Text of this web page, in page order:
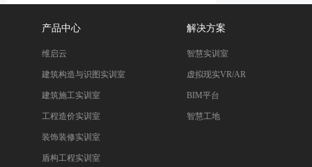
产品中心
维启云
建筑构造与识图实训室
建筑施工实训室
工程造价实训室
装饰装修实训室
盾构工程实训室
解决方案
智慧实训室
虚拟现实VR/AR
BIM平台
智慧工地